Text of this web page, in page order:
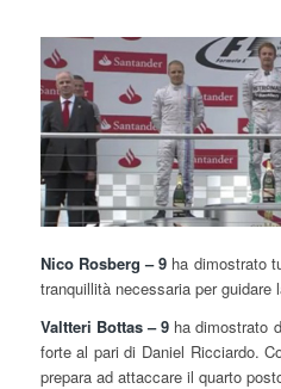
Nico Rosberg – 9 ha dimostrato
tranquillità necessaria per guidare
Valtteri Bottas – 9 ha dimostrato
forte al pari di Daniel Ricciardo.
prepara ad attaccare il quarto